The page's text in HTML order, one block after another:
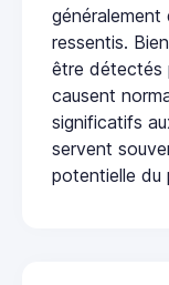
ressentis.
être détectés
causent
significatifs
servent
potentielle du